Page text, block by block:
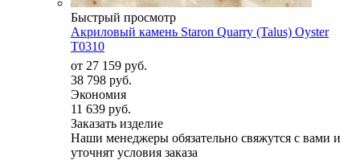
Быстрый просмотр
Акриловый камень Staron Quarry (Talus) Oyster
T0310
от 27 159 руб.
38 798 руб.
Экономия
11 639 руб.
Заказать изделие
Наши менеджеры обязательно свяжутся с вами и
уточнят условия заказа